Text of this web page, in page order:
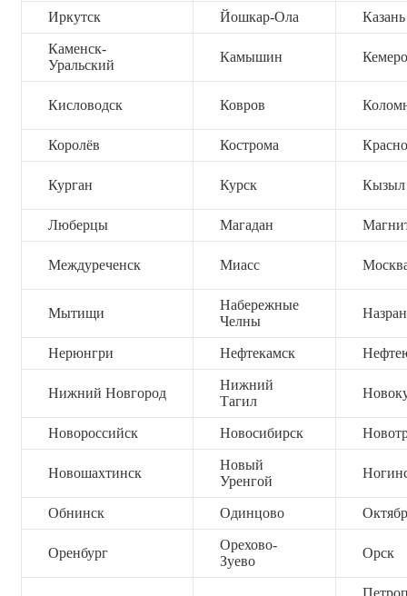
Иркутск Йошкар-Ола Казань
Каменск-
Уральский
Камышин
Кисловодск Ковров
Королёв Кострома
Курган Курск Кызыл
Люберцы Магадан
Междуреченск Миасс
Мытищи
Набережные
Челны
Нерюнгри Нефтекамск
Нижний Новгород
Нижний
Тагил
Новороссийск Новосибирск
Новошахтинск
Новый
Уренгой
Обнинск Одинцово
Оренбург
Орехово-
Зуево
Орск